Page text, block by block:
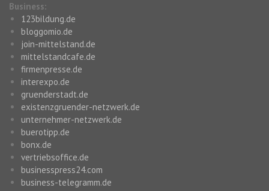
Business:
123bildung.de
bloggomio.de
join-mittelstand.de
mittelstandcafe.de
firmenpresse.de
interexpo.de
gruenderstadt.de
existenzgruender-netzwerk.de
unternehmer-netzwerk.de
buerotipp.de
bonx.de
vertriebsoffice.de
businesspress24.com
business-telegramm.de